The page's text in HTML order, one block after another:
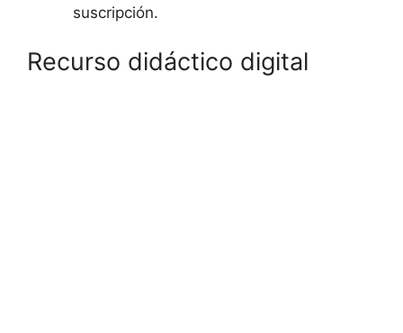
suscripción.
Recurso didáctico digital